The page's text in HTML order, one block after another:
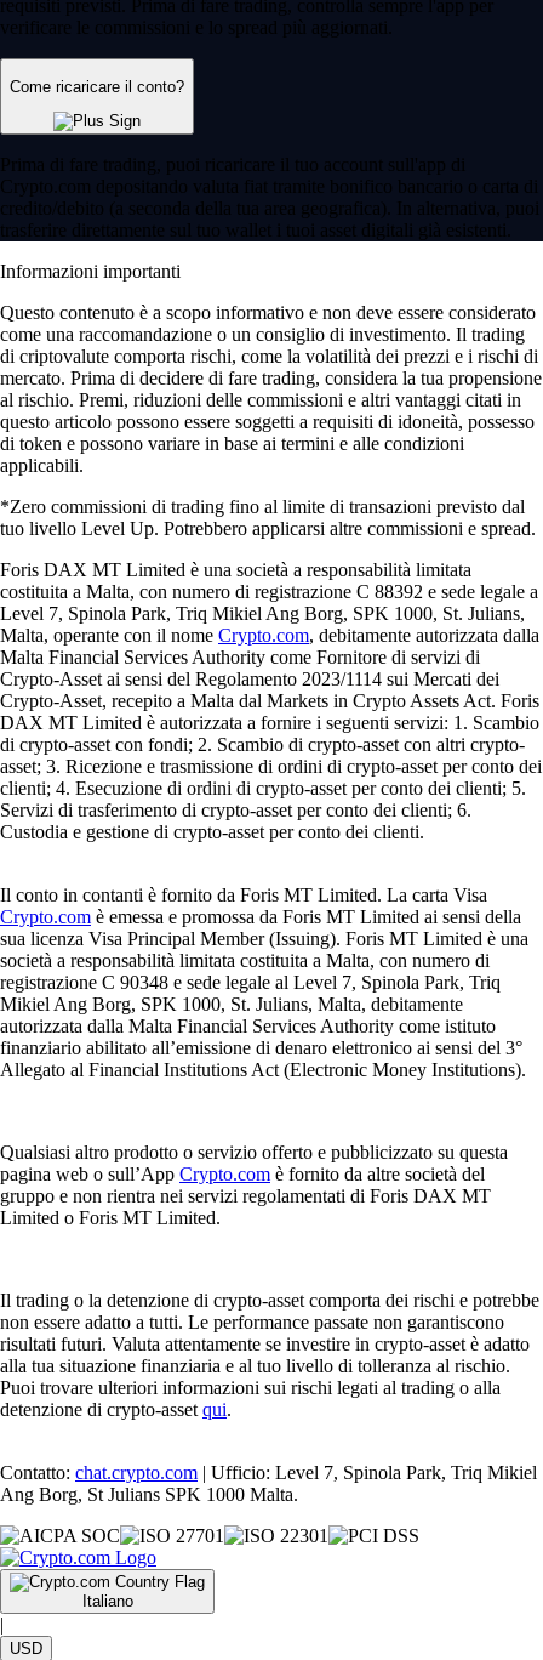
requisiti previsti. Prima di fare trading, controlla sempre l'app per
verificare le commissioni e lo spread più aggiornati.
Come ricaricare il conto?
Prima di fare trading, puoi ricaricare il tuo account sull'app di
Crypto.com depositando valuta fiat tramite bonifico bancario o carta di
credito/debito (a seconda della tua area geografica). In alternativa, puoi
trasferire direttamente sul tuo wallet i tuoi asset digitali già esistenti.
Informazioni importanti
Questo contenuto è a scopo informativo e non deve essere considerato
come una raccomandazione o un consiglio di investimento. Il trading
di criptovalute comporta rischi, come la volatilità dei prezzi e i rischi di
mercato. Prima di decidere di fare trading, considera la tua propensione
al rischio. Premi, riduzioni delle commissioni e altri vantaggi citati in
questo articolo possono essere soggetti a requisiti di idoneità, possesso
di token e possono variare in base ai termini e alle condizioni
applicabili.
*Zero commissioni di trading fino al limite di transazioni previsto dal
tuo livello Level Up. Potrebbero applicarsi altre commissioni e spread.
Foris DAX MT Limited è una società a responsabilità limitata
costituita a Malta, con numero di registrazione C 88392 e sede legale a
Level 7, Spinola Park, Triq Mikiel Ang Borg, SPK 1000, St. Julians,
Malta, operante con il nome Crypto.com, debitamente autorizzata dalla
Malta Financial Services Authority come Fornitore di servizi di
Crypto-Asset ai sensi del Regolamento 2023/1114 sui Mercati dei
Crypto-Asset, recepito a Malta dal Markets in Crypto Assets Act. Foris
DAX MT Limited è autorizzata a fornire i seguenti servizi: 1. Scambio
di crypto-asset con fondi; 2. Scambio di crypto-asset con altri crypto-
asset; 3. Ricezione e trasmissione di ordini di crypto-asset per conto dei
clienti; 4. Esecuzione di ordini di crypto-asset per conto dei clienti; 5.
Servizi di trasferimento di crypto-asset per conto dei clienti; 6.
Custodia e gestione di crypto-asset per conto dei clienti.
Il conto in contanti è fornito da Foris MT Limited. La carta Visa
Crypto.com è emessa e promossa da Foris MT Limited ai sensi della
sua licenza Visa Principal Member (Issuing). Foris MT Limited è una
società a responsabilità limitata costituita a Malta, con numero di
registrazione C 90348 e sede legale al Level 7, Spinola Park, Triq
Mikiel Ang Borg, SPK 1000, St. Julians, Malta, debitamente
autorizzata dalla Malta Financial Services Authority come istituto
finanziario abilitato all’emissione di denaro elettronico ai sensi del 3°
Allegato al Financial Institutions Act (Electronic Money Institutions).
Qualsiasi altro prodotto o servizio offerto e pubblicizzato su questa
pagina web o sull’App Crypto.com è fornito da altre società del
gruppo e non rientra nei servizi regolamentati di Foris DAX MT
Limited o Foris MT Limited.
Il trading o la detenzione di crypto-asset comporta dei rischi e potrebbe
non essere adatto a tutti. Le performance passate non garantiscono
risultati futuri. Valuta attentamente se investire in crypto-asset è adatto
alla tua situazione finanziaria e al tuo livello di tolleranza al rischio.
Puoi trovare ulteriori informazioni sui rischi legati al trading o alla
detenzione di crypto-asset qui.
Contatto: chat.crypto.com | Ufficio: Level 7, Spinola Park, Triq Mikiel
Ang Borg, St Julians SPK 1000 Malta.
Italiano
|
USD